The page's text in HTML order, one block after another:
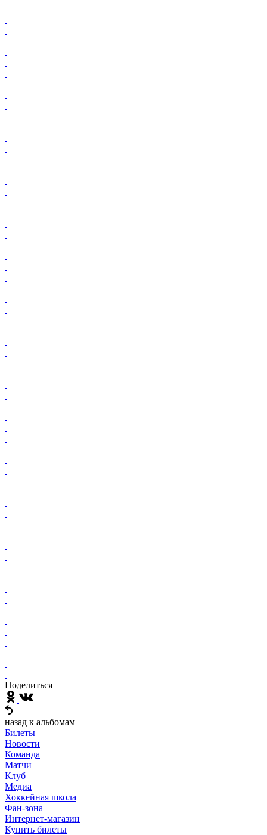
Поделиться
назад к альбомам
Билеты
Новости
Команда
Матчи
Клуб
Медиа
Хоккейная школа
Фан-зона
Интернет-магазин
Купить билеты